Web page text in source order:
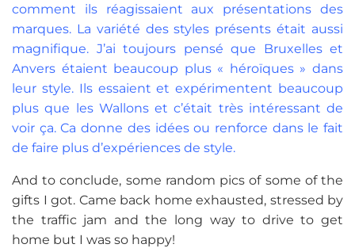
comment ils réagissaient aux présentations des
marques. La variété des styles présents était aussi
magnifique. J’ai toujours pensé que Bruxelles et
Anvers étaient beaucoup plus « héroïques » dans
leur style. Ils essaient et expérimentent beaucoup
plus que les Wallons et c’était très intéressant de
voir ça. Ca donne des idées ou renforce dans le fait
de faire plus d’expériences de style.
And to conclude, some random pics of some of the
gifts I got. Came back home exhausted, stressed by
the traffic jam and the long way to drive to get
home but I was so happy!